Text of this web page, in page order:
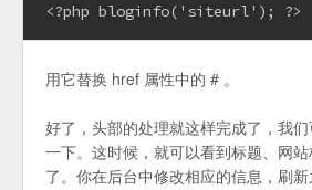
<?php bloginfo('siteurl'); ?>
用它替换 href 属性中的 # 。
好了，头部的处理就这样完成了，我
一下。这时候，就可以看到标题、网
了。你在后台中修改相应的信息，刷